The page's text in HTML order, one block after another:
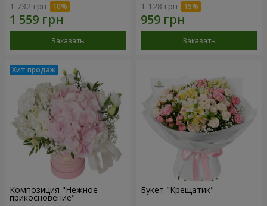
1 732 грн
Заказать
1 128 грн
Заказать
Композиция "Нежное
прикосновение"
Букет "Крещатик"